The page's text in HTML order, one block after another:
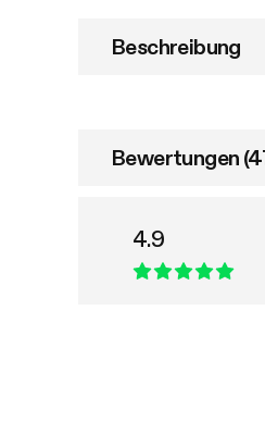
Beschreibung
Bewertungen
4.9